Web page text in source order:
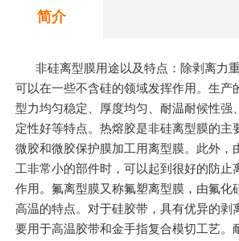
简介
非硅离型膜用途以及特点：除剥离力
可以在一些不含硅的领域发挥作用。生产
型力均匀稳定、厚度均匀、耐温耐候性强
定性好等特点。热熔胶是非硅离型膜的主
微胶和微胶保护膜加工用离型膜。此外，
工非常小的部件时，可以起到很好的防止
作用。氟离型膜又称氟塑离型膜，由氟化
高温的特点。对于硅胶带，具有优异的剥
要用于高温胶带和金手指复合模切工艺。